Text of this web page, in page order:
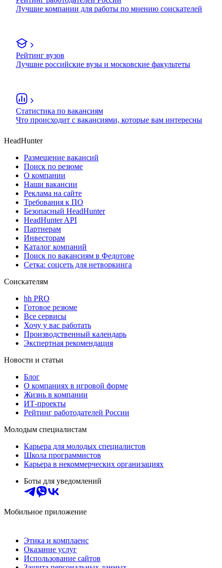
Лучшие компании для работы по мнению соискателей
Рейтинг вузов
Лучшие российские вузы и московские факультеты
Статистика по вакансиям
Что происходит с вакансиями, которые вам интересны
HeadHunter
Размещение вакансий
Поиск по резюме
О компании
Наши вакансии
Реклама на сайте
Требования к ПО
Безопасный HeadHunter
HeadHunter API
Партнерам
Инвесторам
Каталог компаний
Поиск по вакансиям в Федотове
Сетка: соцсеть для нетворкинга
Соискателям
hh PRO
Готовое резюме
Все сервисы
Хочу у вас работать
Производственный календарь
Экспертная рекомендация
Новости и статьи
Блог
О компаниях в игровой форме
Жизнь в компании
ИТ-проекты
Рейтинг работодателей России
Молодым специалистам
Карьера для молодых специалистов
Школа программистов
Карьера в некоммерческих организациях
Боты для уведомлений
Мобильное приложение
Этика и комплаенс
Оказание услуг
Использование сайтов